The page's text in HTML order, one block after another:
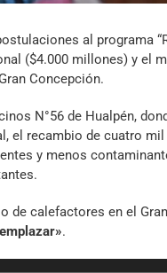
al programa
($4.000 millones) y el
Concepción.
N°56 de Hualpén,
el recambio de cuatro
y menos
de calefactores en el
.